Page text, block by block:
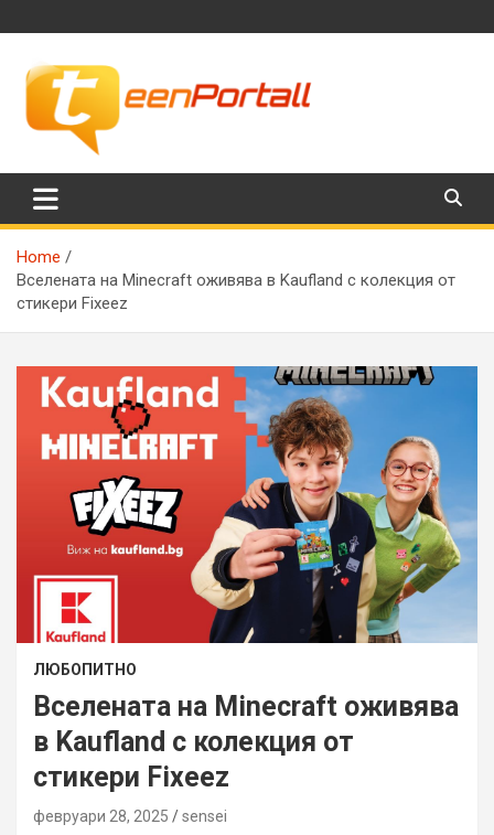
to
TeenPortall
Home
Вселената на Minecraft оживява в Kaufland с колекция от
стикери Fixeez
ЛЮБОПИТНО
Вселената на Minecraft оживява
в Kaufland с колекция от
стикери Fixeez
февруари 28, 2025 sensei